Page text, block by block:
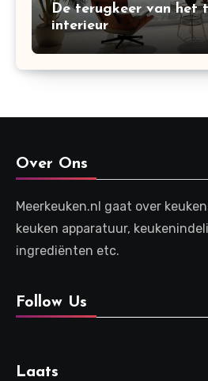
De terugkeer van het
interieur
Over Ons
Meerkeuken.nl gaat over
keuken apparatuur,
ingrediënten etc.
Follow Us
Laats